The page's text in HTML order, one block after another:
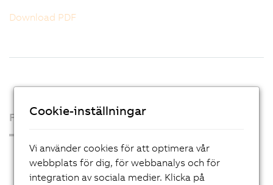
Download PDF
Företaget
Press Room
Blog
Cookie-inställningar
Vi använder cookies för att optimera vår
webbplats för dig, för webbanalys och för
integration av sociala medier. Klicka på